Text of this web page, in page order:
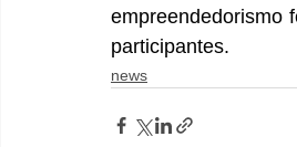
empreendedorismo
participantes.
news